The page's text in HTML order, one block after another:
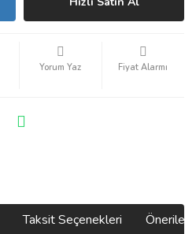
Yorum Yaz Fiyat Alarmı
Taksit Seçenekleri